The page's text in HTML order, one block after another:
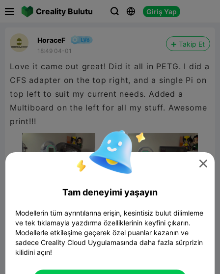
Creality Bulutu   Giriş Yap
HoraceF
18:49 04-01
Takip Et
Love it came out great! Did it all in PETG. I did a
CFS adapter on the top right, and a single Pi on
top left to suit my current needs. Added a
Multiboard on the left for all my stuff. Awesome
print!!!
D3P Riser for K2

Tam deneyimi yaşayın
Modellerin tüm ayrıntılarına erişin, kesintisiz bulut dilimleme
ve tek tıklamayla yazdırma özelliklerinin keyfini çıkarın.
Modellerle etkileşime geçerek özel puanlar kazanın ve
sadece Creality Cloud Uygulamasında daha fazla sürprizin
kilidini açın!